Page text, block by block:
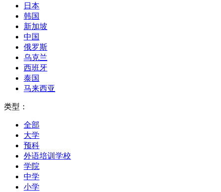
日本
韩国
新加坡
中国
俄罗斯
乌克兰
西班牙
泰国
马来西亚
类型：
全部
大学
预科
外语培训学校
学院
中学
小学